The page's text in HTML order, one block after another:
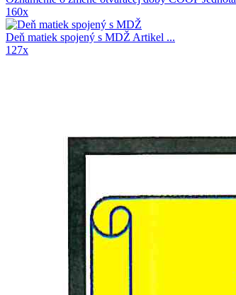
160x
Deň matiek spojený s MDŽ Artikel ...
127x